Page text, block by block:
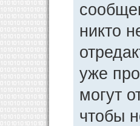
никто
уже
могут
чтобы